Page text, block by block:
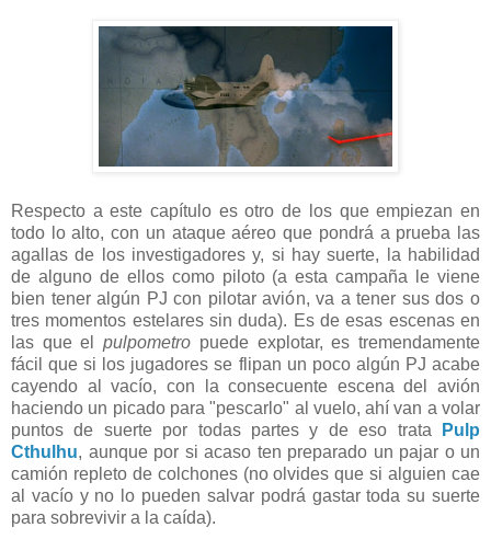
Respecto a este capítulo es otro de los que empiezan en
todo lo alto, con un ataque aéreo que pondrá a prueba las
agallas de los investigadores y, si hay suerte, la habilidad
de alguno de ellos como piloto (a esta campaña le viene
bien tener algún PJ con pilotar avión, va a tener sus dos o
tres momentos estelares sin duda). Es de esas escenas en
las que elpulpometro puede explotar, es tremendamente
fácil que si los jugadores se flipan un poco algún PJ acabe
cayendo al vacío, con la consecuente escena del avión
haciendo un picado para "pescarlo" al vuelo, ahí van a volar
puntos de suerte por todas partes y de eso trata
Pulp
Cthulhu, aunque por si acaso ten preparado un pajar o un
camión repleto de colchones (no olvides que si alguien cae
al vacío y no lo pueden salvar podrá gastar toda su suerte
para sobrevivir a la caída).